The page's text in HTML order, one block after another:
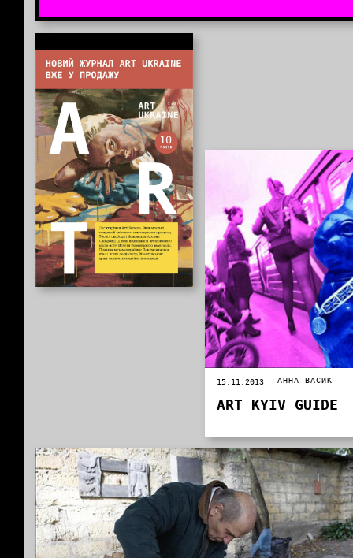
15.11.2013 ГАННА ВАСИК
ART KYIV GUIDE